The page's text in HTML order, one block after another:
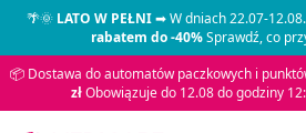
🌴🌞LATO W PEŁNI➡ W dniach 22.07-
rabatem do -40%Sprawdź, co
📦 Dostawa do automatów paczkowych i
złObowiązuje do 12.08 do godziny